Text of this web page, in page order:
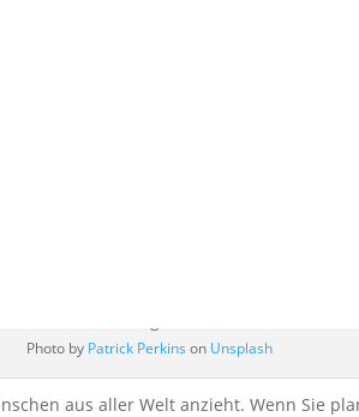
Photo by Patrick Perkins on Unsplash
aus aller Welt anzieht. Wenn Sie